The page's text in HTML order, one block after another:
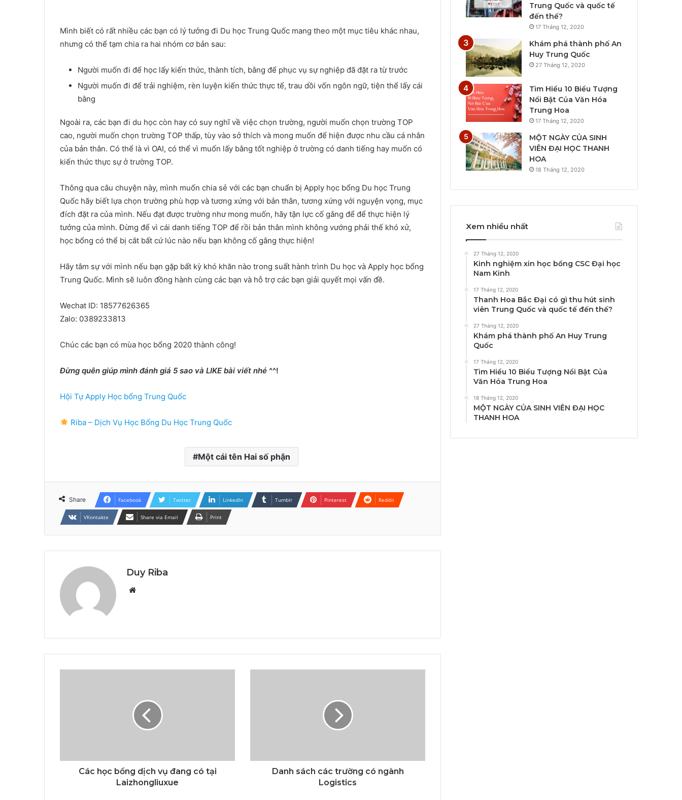
Mình biết có rất nhiều các bạn có lý tưởng đi Du học Trung Quốc mang theo một mục tiêu khác nhau,
nhưng có thể tạm chia ra hai nhóm cơ bản sau:
Người muốn đi để học lấy kiến thức, thành tích, bằng để phục vụ sự nghiệp đã đặt ra từ trước
Người muốn đi để trải nghiệm, rèn luyện kiến thức thực tế, trau dồi vốn ngôn ngữ, tiện thể lấy cái
bằng
Ngoài ra, các bạn đi du học còn hay có suy nghĩ về việc chọn trường, người muốn chọn trường TOP
cao, người muốn chọn trường TOP thấp, tùy vào sở thích và mong muốn để hiện được nhu cầu cá nhân
của bản thân. Có thể là vì OAI, có thể vì muốn lấy bằng tốt nghiệp ở trường có danh tiếng hay muốn có
kiến thức thực sự ở trường TOP.
Thông qua câu chuyện này, mình muốn chia sẻ với các bạn chuẩn bị Apply học bổng Du học Trung
Quốc hãy biết lựa chọn trường phù hợp và tương xứng với bản thân, tương xứng với nguyện vọng, mục
đích đặt ra của mình. Nếu đạt được trường như mong muốn, hãy tận lực cố gắng để để thực hiện lý
tưởng của mình. Đừng để vì cái danh tiếng TOP để rồi bản thân mình không vướng phải thế khó xử,
học bổng có thể bị cắt bất cứ lúc nào nếu bạn không cố gắng thực hiện!
Hãy tâm sự với mình nếu bạn gặp bất kỳ khó khăn nào trong suất hành trình Du học và Apply học bổng
Trung Quốc. Mình sẽ luôn đồng hành cùng các bạn và hỗ trợ các bạn giải quyết mọi vấn đề.
Wechat ID: 18577626365
Zalo: 0389233813
Chúc các bạn có mùa học bổng 2020 thành công!
Đừng quên giúp mình đánh giá 5 sao và LIKE bài viết nhé ^^!
Hội Tự Apply Học bổng Trung Quốc
Riba – Dịch Vụ Học Bổng Du Học Trung Quốc
Một cái tên Hai số phận
Share Facebook Twitter LinkedIn Tumblr Pinterest Reddit
VKontakte Share via Email Print
Duy Riba
Website
Các học bổng dịch vụ đang có tại
Laizhongliuxue
Danh sách các trường có ngành
Logistics
Trung Quốc và quốc tế
đến thế?
17 Tháng 12, 2020
Khám phá thành phố An
Huy Trung Quốc
27 Tháng 12, 2020
Tìm Hiểu 10 Biểu Tượng
Nổi Bật Của Văn Hóa
Trung Hoa
17 Tháng 12, 2020
MỘT NGÀY CỦA SINH
VIÊN ĐẠI HỌC THANH
HOA
18 Tháng 12, 2020
Xem nhiều nhất
27 Tháng 12, 2020
Kinh nghiệm xin học bổng CSC Đại học
Nam Kinh
17 Tháng 12, 2020
Thanh Hoa Bắc Đại có gì thu hút sinh
viên Trung Quốc và quốc tế đến thế?
27 Tháng 12, 2020
Khám phá thành phố An Huy Trung
Quốc
17 Tháng 12, 2020
Tìm Hiểu 10 Biểu Tượng Nổi Bật Của
Văn Hóa Trung Hoa
18 Tháng 12, 2020
MỘT NGÀY CỦA SINH VIÊN ĐẠI HỌC
THANH HOA